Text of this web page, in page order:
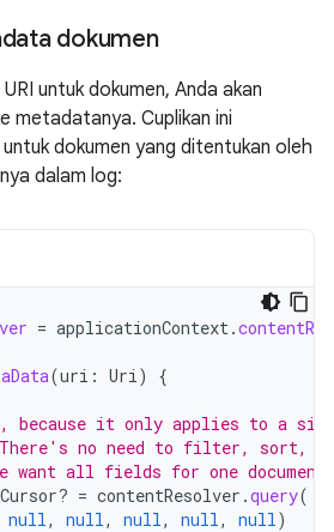
dokumen
untuk dokumen, Anda akan
metadatanya. Cuplikan ini
dokumen yang ditentukan oleh
dalam log:
= applicationContext.
(uri : Uri) {
because it only applies to a
no need to filter, sort,
want all fields for one document.
Cursor? = contentResolver .query(
null, null, null, null, null)